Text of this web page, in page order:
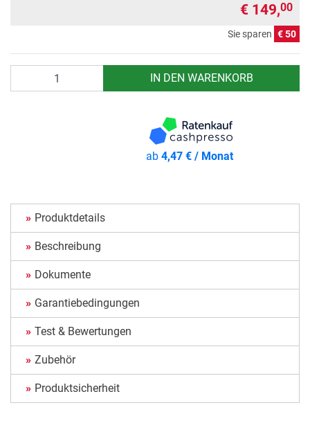
€ 149,00
Sie sparen € 50
IN DEN WARENKORB
ab4,47 € / Monat
Produktdetails
Beschreibung
Dokumente
Garantiebedingungen
Test & Bewertungen
Zubehör
Produktsicherheit